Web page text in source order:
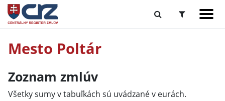
Mesto Poltár
Zoznam zmlúv
Všetky sumy v tabuľkách sú uvádzané v eurách.